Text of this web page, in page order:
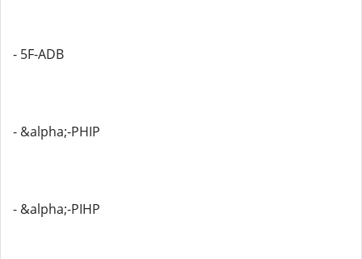
- 5F-ADB
- &alpha;-PHIP
- &alpha;-PIHP